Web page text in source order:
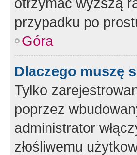
przypadku po
Góra
Dlaczego muszę
Tylko
poprzez
administrator
złośliwemu